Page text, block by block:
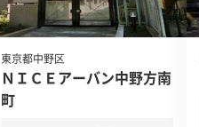
東京都中野区
ＮＩＣＥアーバン中野方南
町